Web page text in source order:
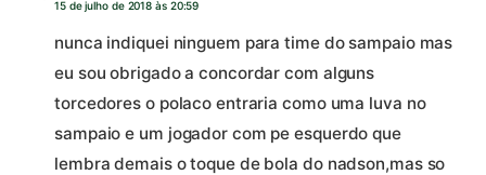
15 de julho de 2018 às 20:59
nunca indiquei ninguem para time do sampaio mas
eu sou obrigado a concordar com alguns
torcedores o polaco entraria como uma luva no
sampaio e um jogador com pe esquerdo que
lembra demais o toque de bola do nadson,mas so